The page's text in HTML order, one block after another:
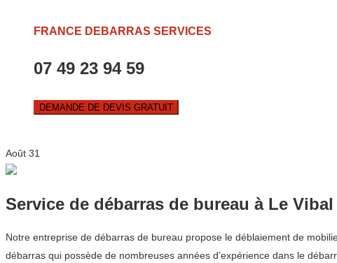
FRANCE DEBARRAS SERVICES
07 49 23 94 59
DEMANDE DE DEVIS GRATUIT
Août 31
Service de débarras de bureau à Le Vibal
Notre entreprise de débarras de bureau propose le déblaiement de
débarras qui possède de nombreuses années d’expérience dans le